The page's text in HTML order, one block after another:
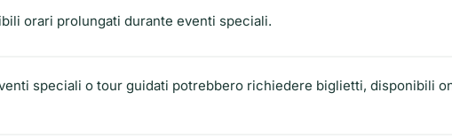
orari prolungati durante eventi speciali.
speciali o tour guidati potrebbero richiedere biglietti, disponibili